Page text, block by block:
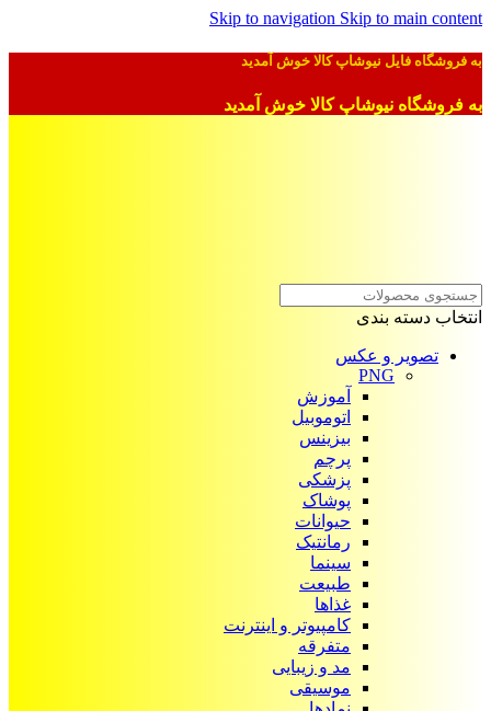
Skip to navigation Skip to main content
به فروشگاه فایل نیوشاپ کالا خوش آمدید
به فروشگاه نیوشاپ کالا خوش آمدید
انتخاب دسته بندی
تصویر و عکس
PNG
آموزش
اتوموبیل
بیزینس
پرچم
پزشکی
پوشاک
حیوانات
رمانتیک
سینما
طبیعت
غذاها
کامپیوتر و اینترنت
متفرقه
مد و زیبایی
موسیقی